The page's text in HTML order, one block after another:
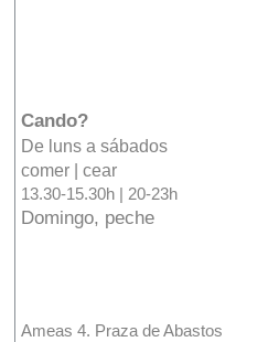
Cando?
De luns a sábados
comer | cear
13.30-15.30h | 20-23h
Domingo, peche
Ameas 4. Praza de Abastos